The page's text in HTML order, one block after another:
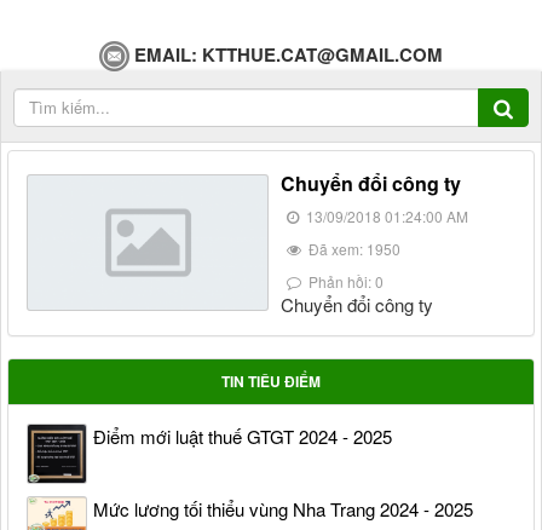
EMAIL: KTTHUE.CAT@GMAIL.COM
Chuyển đổi công ty
13/09/2018 01:24:00 AM
Đã xem: 1950
Phản hồi: 0
Chuyển đổi công ty
TIN TIÊU ĐIỂM
Điểm mới luật thuế GTGT 2024 - 2025
Mức lương tối thiểu vùng Nha Trang 2024 - 2025